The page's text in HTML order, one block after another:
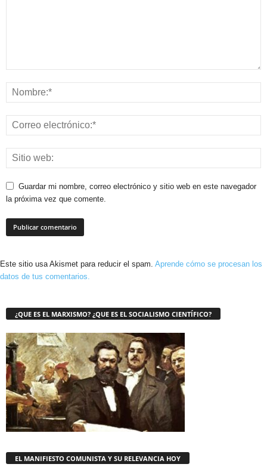
Guardar mi nombre, correo electrónico y sitio web en este navegador
la próxima vez que comente.
Este sitio usa Akismet para reducir el spam. Aprende cómo se procesan los
datos de tus comentarios.
¿QUE ES EL MARXISMO? ¿QUE ES EL SOCIALISMO CIENTÍFICO?
EL MANIFIESTO COMUNISTA Y SU RELEVANCIA HOY